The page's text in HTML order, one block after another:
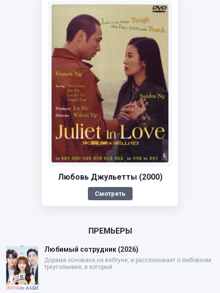
Любовь Джульетты (2000)
Смотреть
ПРЕМЬЕРЫ
Любимый сотрудник (2026)
Дорама основана на вебтуне, и рассказывает о любовном
треугольнике, в который